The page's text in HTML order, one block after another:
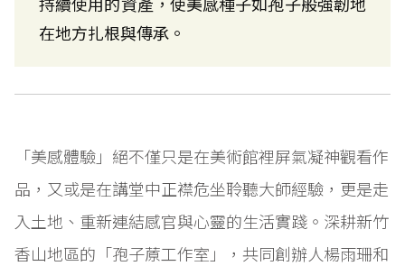
在地方扎根與傳承。
「美感體驗」絕不僅只是在美術館裡屏氣凝神觀看作
品，又或是在講堂中正襟危坐聆聽大師經驗，更是走
入土地、重新連結感官與心靈的生活實踐。深耕新竹
香山地區的「孢子蒝工作室」，共同創辦人楊雨珊和